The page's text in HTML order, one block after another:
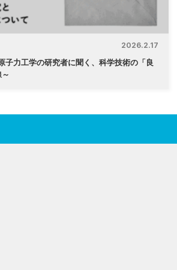
2026.2.17
子力工学の研究者に聞く、科学技術の「良